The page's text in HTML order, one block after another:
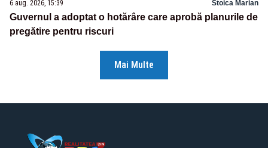
6 aug. 2026, 15:39 Stoica Marian
Guvernul a adoptat o hotărâre care aprobă planurile de
pregătire pentru riscuri
Mai Multe